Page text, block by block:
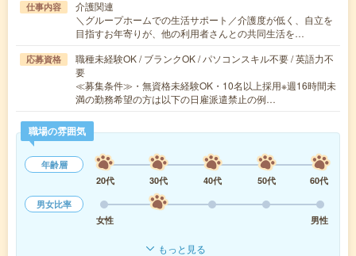
仕事内容
介護関連
＼グループホームでの生活サポート／介護度が低く、自立を
目指すお年寄りが、他の利用者さんとの共同生活を…
応募資格
職種未経験OK / ブランクOK / パソコンスキル不要 / 英語力不
要
≪募集条件≫・無資格未経験OK・10名以上採用※週16時間未
満の勤務希望の方は以下の日雇派遣禁止の例…
職場の雰囲気
年齢層
20代
30代 40代 50代
60代
男女比率
女性
男性
もっと見る